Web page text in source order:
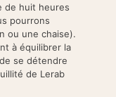
de huit heures
pourrons
ou une chaise).
à équilibrer la
se détendre
de Lerab